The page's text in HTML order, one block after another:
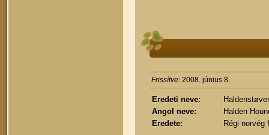
Frissítve: 2008. június 8.
Eredeti neve:
Haldenstøver
Angol neve:
Halden
Eredete:
Régi norvég